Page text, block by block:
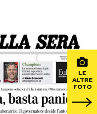
Altrecose
Mondiali calcio 2026
LE
ALTRE
FOTO